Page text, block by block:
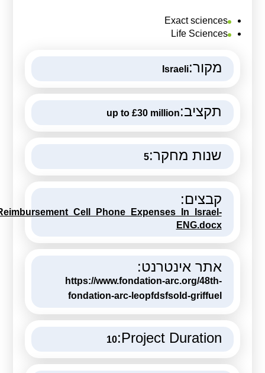
Exact sciences
Life Sciences
מקור:Israeli
תקציב:up to £30 million
שנות מחקר:5
קבצים:
ENG.docx
אתר אינטרנט:
https://www.fondation-arc.org/48th-
fondation-arc-leopfdsfsold-griffuel
Project Duration:
10